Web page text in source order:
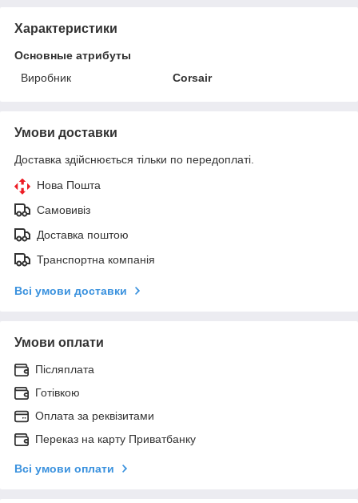
Характеристики
Основные атрибуты
Виробник
Corsair
Умови доставки
Доставка здійснюється тільки по передоплаті.
Нова Пошта
Самовивіз
Доставка поштою
Транспортна компанія
Всі умови доставки
Умови оплати
Післяплата
Готівкою
Оплата за реквізитами
Переказ на карту Приватбанку
Всі умови оплати